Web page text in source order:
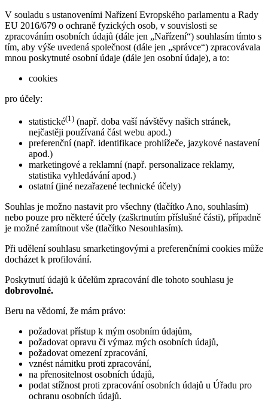
V souladu s ustanoveními Nařízení Evropského parlamentu a Rady
EU 2016/679 o ochraně fyzických osob, v souvislosti se
zpracováním osobních údajů (dále jen „Nařízení“) souhlasím tímto s
tím, aby výše uvedená společnost (dále jen „správce“) zpracovávala
mnou poskytnuté osobní údaje (dále jen osobní údaje), a to:
cookies
pro účely:
statistické(1) (např. doba vaší návštěvy našich stránek,
nejčastěji používaná část webu apod.)
preferenční (např. identifikace prohlížeče, jazykové nastavení
apod.)
marketingové a reklamní (např. personalizace reklamy,
statistika vyhledávání apod.)
ostatní (jiné nezařazené technické účely)
Souhlas je možno nastavit pro všechny (tlačítko Ano, souhlasím)
nebo pouze pro některé účely (zaškrtnutím příslušné části), případně
je možné zamítnout vše (tlačítko Nesouhlasím).
Při udělení souhlasu smarketingovými a preferenčními cookies může
docházet k profilování.
Poskytnutí údajů k účelům zpracování dle tohoto souhlasu je
dobrovolné.
Beru na vědomí, že mám právo:
požadovat přístup k mým osobním údajům,
požadovat opravu či výmaz mých osobních údajů,
požadovat omezení zpracování,
vznést námitku proti zpracování,
na přenositelnost osobních údajů,
podat stížnost proti zpracování osobních údajů u Úřadu pro
ochranu osobních údajů.